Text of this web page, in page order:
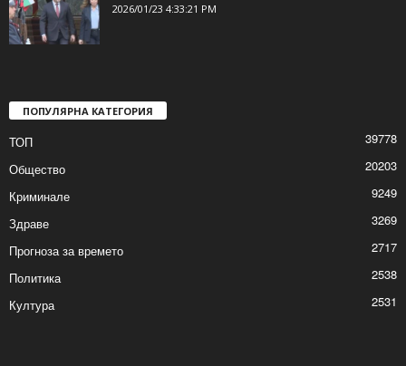
2026/01/23 4:33:21 PM
ПОПУЛЯРНА КАТЕГОРИЯ
ТОП
39778
Общество
20203
Криминале
9249
Здраве
3269
Прогноза за времето
2717
Политика
2538
Култура
2531